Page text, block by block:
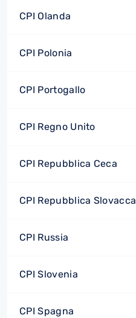
CPI Olanda
CPI Polonia
CPI Portogallo
CPI Regno Unito
CPI Repubblica Ceca
CPI Repubblica Slovacca
CPI Russia
CPI Slovenia
CPI Spagna